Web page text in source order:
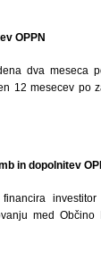
OPPN
dva meseca
12 mesecev po
in dopolnitev
med